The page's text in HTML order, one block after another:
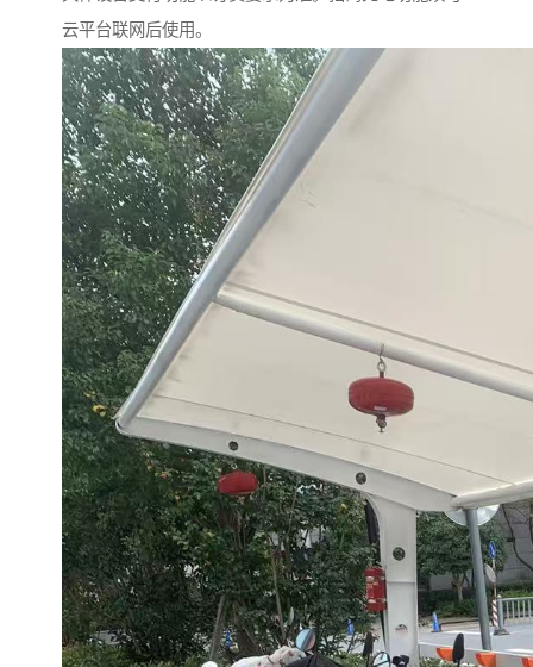
云平台联网后使用。